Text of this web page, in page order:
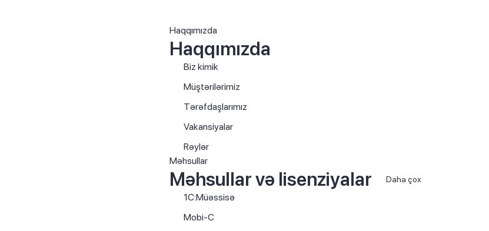
Haqqımızda
Haqqımızda
Biz kimik
Müştərilərimiz
Tərəfdaşlarımız
Vakansiyalar
Rəylər
Məhsullar
Məhsullar və lisenziyalar Daha çox
1C:Müəssisə
Mobi-C